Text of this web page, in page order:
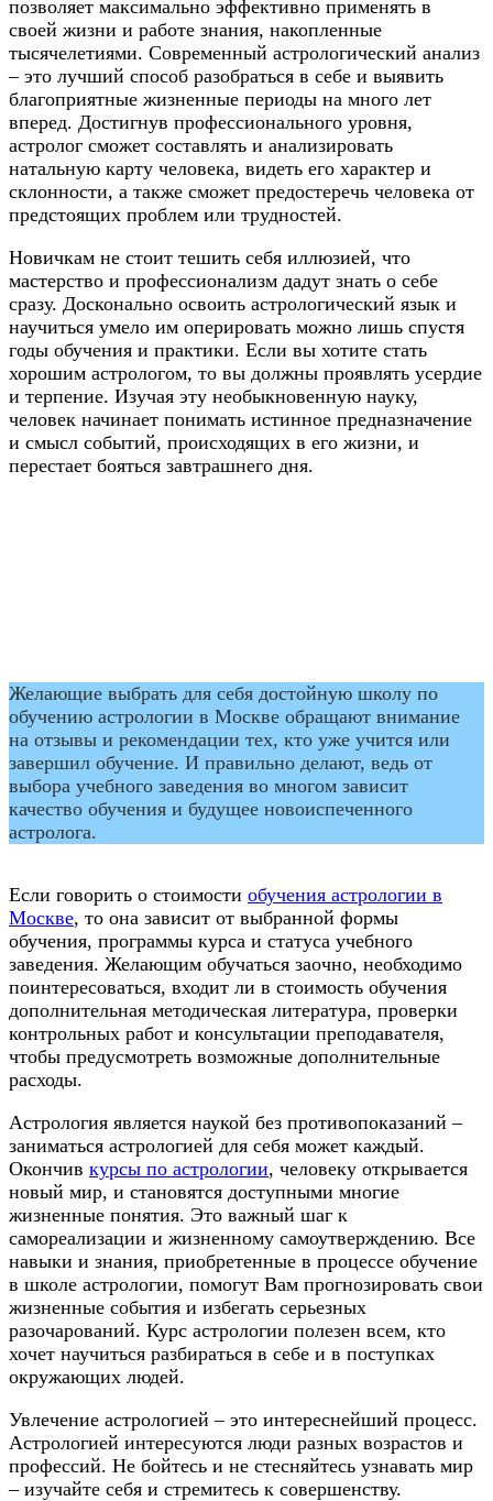
позволяет максимально эффективно применять в
своей жизни и работе знания, накопленные
тысячелетиями. Современный астрологический анализ
– это лучший способ разобраться в себе и выявить
благоприятные жизненные периоды на много лет
вперед. Достигнув профессионального уровня,
астролог сможет составлять и анализировать
натальную карту человека, видеть его характер и
склонности, а также сможет предостеречь человека от
предстоящих проблем или трудностей.
Новичкам не стоит тешить себя иллюзией, что
мастерство и профессионализм дадут знать о себе
сразу. Досконально освоить астрологический язык и
научиться умело им оперировать можно лишь спустя
годы обучения и практики. Если вы хотите стать
хорошим астрологом, то вы должны проявлять усердие
и терпение. Изучая эту необыкновенную науку,
человек начинает понимать истинное предназначение
и смысл событий, происходящих в его жизни, и
перестает бояться завтрашнего дня.
Желающие выбрать для себя достойную школу по
обучению астрологии в Москве обращают внимание
на отзывы и рекомендации тех, кто уже учится или
завершил обучение. И правильно делают, ведь от
выбора учебного заведения во многом зависит
качество обучения и будущее новоиспеченного
астролога.
Если говорить о стоимости обучения астрологии в
Москве, то она зависит от выбранной формы
обучения, программы курса и статуса учебного
заведения. Желающим обучаться заочно, необходимо
поинтересоваться, входит ли в стоимость обучения
дополнительная методическая литература, проверки
контрольных работ и консультации преподавателя,
чтобы предусмотреть возможные дополнительные
расходы.
Астрология является наукой без противопоказаний –
заниматься астрологией для себя может каждый.
Окончив курсы по астрологии, человеку открывается
новый мир, и становятся доступными многие
жизненные понятия. Это важный шаг к
самореализации и жизненному самоутверждению. Все
навыки и знания, приобретенные в процессе обучение
в школе астрологии, помогут Вам прогнозировать свои
жизненные события и избегать серьезных
разочарований. Курс астрологии полезен всем, кто
хочет научиться разбираться в себе и в поступках
окружающих людей.
Увлечение астрологией – это интереснейший процесс.
Астрологией интересуются люди разных возрастов и
профессий. Не бойтесь и не стесняйтесь узнавать мир
– изучайте себя и стремитесь к совершенству.